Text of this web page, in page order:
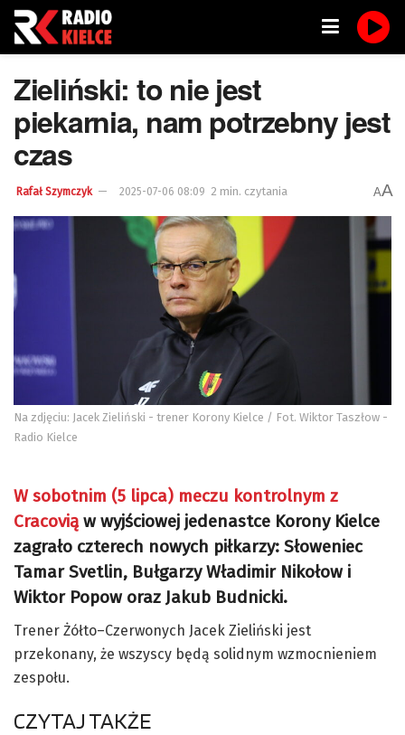
Zieliński: to nie jest
piekarnia, nam potrzebny jest
czas
Rafał Szymczyk 2025-07-06 08:09 2 min. czytania AA
Na zdjęciu: Jacek Zieliński - trener Korony Kielce / Fot. Wiktor Taszłow -
Radio Kielce
W sobotnim (5 lipca) meczu kontrolnym z
Cracoviąw wyjściowej jedenastce Korony Kielce
zagrało czterech nowych piłkarzy: Słoweniec
Tamar Svetlin, Bułgarzy Władimir Nikołow i
Wiktor Popow oraz Jakub Budnicki.
Trener Żółto–Czerwonych Jacek Zieliński jest
przekonany, że wszyscy będą solidnym wzmocnieniem
zespołu.
CZYTAJ TAKŻE